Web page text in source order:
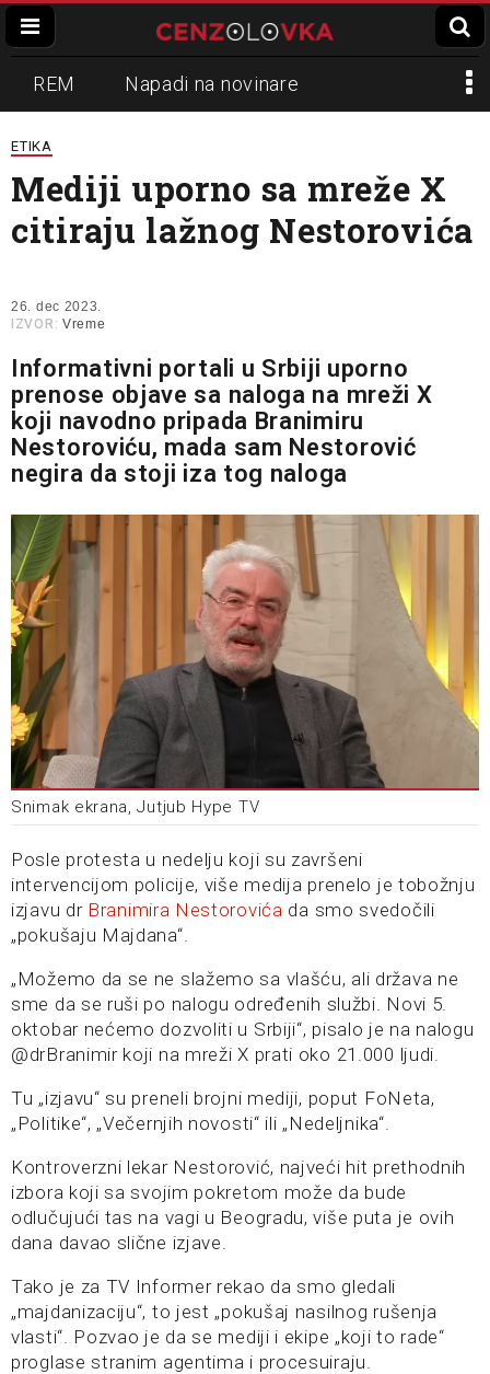
REM Napadi na novinare
Zvučni top
Propaganda Lokalni mediji
Informer Slavko Ćuruvija
ETIKA
Mediji uporno sa mreže X
citiraju lažnog Nestorovića
26. dec 2023.
IZVOR: Vreme
Informativni portali u Srbiji uporno
prenose objave sa naloga na mreži X
koji navodno pripada Branimiru
Nestoroviću, mada sam Nestorović
negira da stoji iza tog naloga
Snimak ekrana, Jutjub Hype TV
Posle protesta u nedelju koji su završeni
intervencijom policije, više medija prenelo je tobožnju
izjavu dr Branimira Nestorovića da smo svedočili
„pokušaju Majdana“.
„Možemo da se ne slažemo sa vlašću, ali država ne
sme da se ruši po nalogu određenih službi. Novi 5.
oktobar nećemo dozvoliti u Srbiji“, pisalo je na nalogu
@‌drBranimir koji na mreži X prati oko 21.000 ljudi.
Tu „izjavu“ su preneli brojni mediji, poput FoNeta,
„Politike“, „Večernjih novosti“ ili „Nedeljnika“.
Kontroverzni lekar Nestorović, najveći hit prethodnih
izbora koji sa svojim pokretom može da bude
odlučujući tas na vagi u Beogradu, više puta je ovih
dana davao slične izjave.
Tako je za TV Informer rekao da smo gledali
„majdanizaciju“, to jest „pokušaj nasilnog rušenja
vlasti“. Pozvao je da se mediji i ekipe „koji to rade“
proglase stranim agentima i procesuiraju.